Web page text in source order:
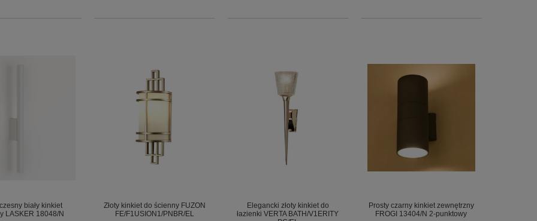
biały kinkiet
LASKER 18048/N
Złoty kinkiet do ścienny FUZON
FE/F1USION1/PNBR/EL
Elegancki złoty kinkiet do
łazienki VERTA BATH/V1ERITY
Prosty czarny kinkiet zewnętrzny
FROGI 13404/N 2-punktowy